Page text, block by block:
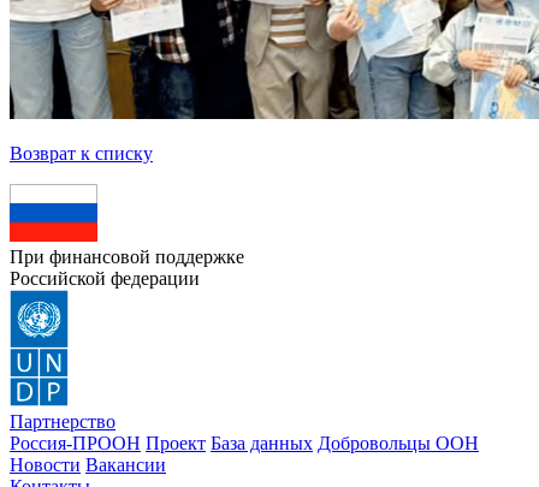
Возврат к списку
При финансовой поддержке
Российской федерации
Партнерство
Россия-ПРООН Проект База данных Добровольцы ООН
Новости Вакансии